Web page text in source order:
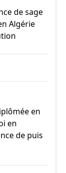
de sage
Algérie
en
en
de puis